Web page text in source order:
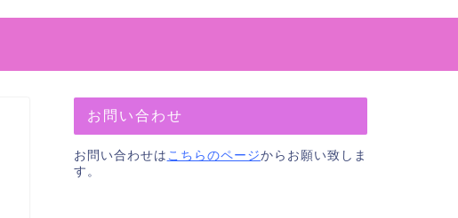
お問い合わせ
お問い合わせは こちらのページからお願い致しま
す。